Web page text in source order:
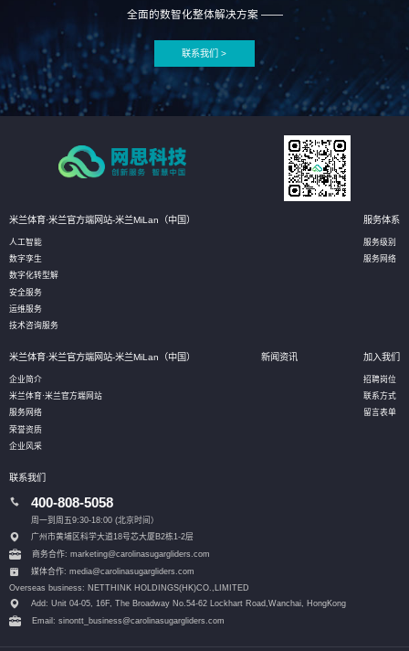
全面的数智化整体解决方案 ——
联系我们 >
米兰体育·米兰官方端网站-米兰MiLan（中国）
人工智能
数字孪生
数字化转型解
安全服务
运维服务
技术咨询服务
服务体系
服务级别
服务网络
米兰体育·米兰官方端网站-米兰MiLan（中国）
企业简介
米兰体育·米兰官方端网站
服务网络
荣誉资质
企业风采
新闻资讯 加入我们
招聘岗位
联系方式
留言表单
联系我们
400-808-5058
周一到周五9:30-18:00 (北京时间）
广州市黄埔区科学大道18号芯大厦B2栋1-2层
商务合作: marketing@carolinasugargliders.com
媒体合作: media@carolinasugargliders.com
Overseas business: NETTHINK HOLDINGS(HK)CO.,LIMITED
Add: Unit 04-05, 16F, The Broadway No.54-62 Lockhart Road,Wanchai, HongKong
Email: sinontt_business@carolinasugargliders.com